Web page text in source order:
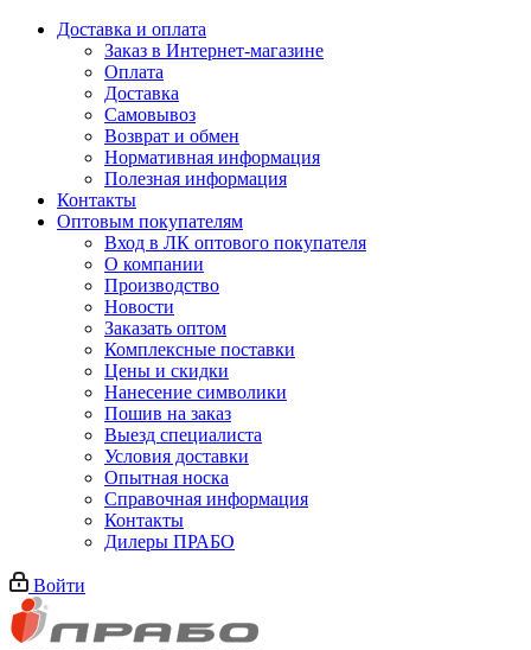
Доставка и оплата
Заказ в Интернет-магазине
Оплата
Доставка
Самовывоз
Возврат и обмен
Нормативная информация
Полезная информация
Контакты
Оптовым покупателям
Вход в ЛК оптового покупателя
О компании
Производство
Новости
Заказать оптом
Комплексные поставки
Цены и скидки
Нанесение символики
Пошив на заказ
Выезд специалиста
Условия доставки
Опытная носка
Справочная информация
Контакты
Дилеры ПРАБО
Войти